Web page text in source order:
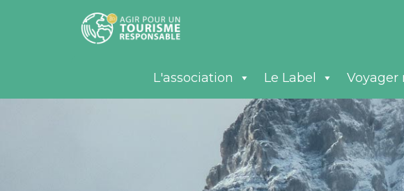
L'association Le Label Voyager